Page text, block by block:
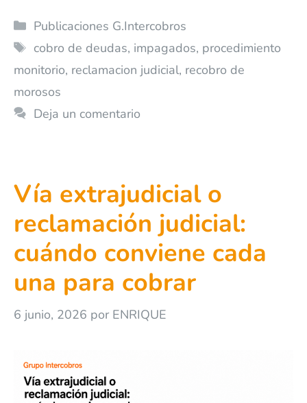
Publicaciones G.Intercobros
cobro de deudas, impagados, procedimiento
monitorio, reclamacion judicial, recobro de
morosos
Deja un comentario
Vía extrajudicial o
reclamación judicial:
cuándo conviene cada
una para cobrar
6 junio, 2026 por ENRIQUE